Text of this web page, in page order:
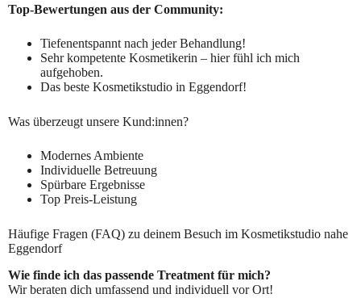
Top-Bewertungen aus der Community:
Tiefenentspannt nach jeder Behandlung!
Sehr kompetente Kosmetikerin – hier fühl ich mich
aufgehoben.
Das beste Kosmetikstudio in Eggendorf!
Was überzeugt unsere Kund:innen?
Modernes Ambiente
Individuelle Betreuung
Spürbare Ergebnisse
Top Preis-Leistung
Häufige Fragen (FAQ) zu deinem Besuch im Kosmetikstudio nahe
Eggendorf
Wie finde ich das passende Treatment für mich?
Wir beraten dich umfassend und individuell vor Ort!